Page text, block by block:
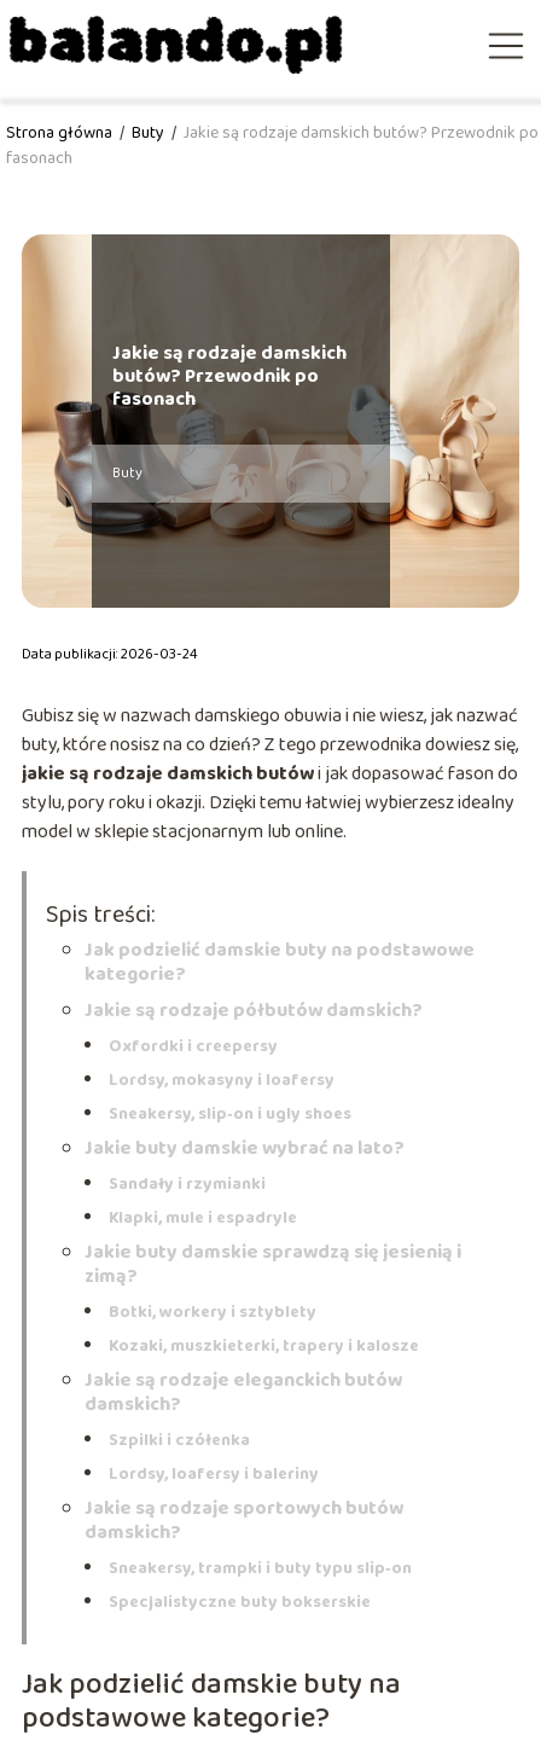
Strona główna / Buty / Jakie są rodzaje damskich butów? Przewodnik po
fasonach
Jakie są rodzaje damskich
butów? Przewodnik po
fasonach
Buty
Data publikacji: 2026-03-24
Gubisz się w nazwach damskiego obuwia i nie wiesz, jak nazwać
buty, które nosisz na co dzień? Z tego przewodnika dowiesz się,
jakie są rodzaje damskich butówi jak dopasować fason do
stylu, pory roku i okazji. Dzięki temu łatwiej wybierzesz idealny
model w sklepie stacjonarnym lub online.
Spis treści:
Jak podzielić damskie buty na podstawowe
kategorie?
Jakie są rodzaje półbutów damskich?
Oxfordki i creepersy
Lordsy, mokasyny i loafersy
Sneakersy, slip‑on i ugly shoes
Jakie buty damskie wybrać na lato?
Sandały i rzymianki
Klapki, mule i espadryle
Jakie buty damskie sprawdzą się jesienią i
zimą?
Botki, workery i sztyblety
Kozaki, muszkieterki, trapery i kalosze
Jakie są rodzaje eleganckich butów
damskich?
Szpilki i czółenka
Lordsy, loafersy i baleriny
Jakie są rodzaje sportowych butów
damskich?
Sneakersy, trampki i buty typu slip‑on
Specjalistyczne buty bokserskie
Jak podzielić damskie buty na
podstawowe kategorie?